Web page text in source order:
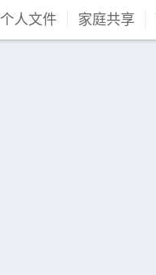
个人文件 家庭共享